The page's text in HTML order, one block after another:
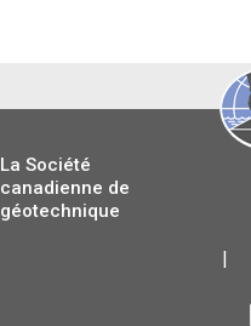
La Société
canadienne de
géotechnique
|